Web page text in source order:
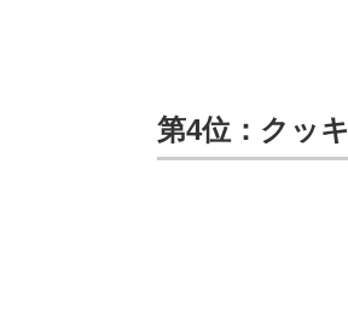
第4位：クッ